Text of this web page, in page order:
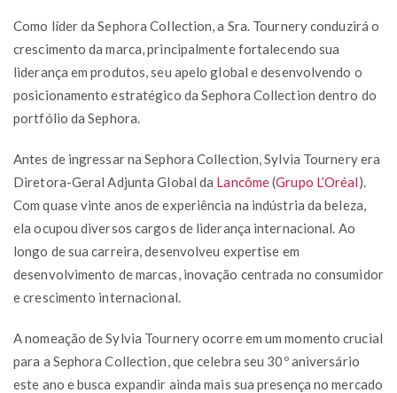
Como líder da Sephora Collection, a Sra. Tournery conduzirá o
crescimento da marca, principalmente fortalecendo sua
liderança em produtos, seu apelo global e desenvolvendo o
posicionamento estratégico da Sephora Collection dentro do
portfólio da Sephora.
Antes de ingressar na Sephora Collection, Sylvia Tournery era
Diretora-Geral Adjunta Global da Lancôme(Grupo L’Oréal).
Com quase vinte anos de experiência na indústria da beleza,
ela ocupou diversos cargos de liderança internacional. Ao
longo de sua carreira, desenvolveu expertise em
desenvolvimento de marcas, inovação centrada no consumidor
e crescimento internacional.
A nomeação de Sylvia Tournery ocorre em um momento crucial
para a Sephora Collection, que celebra seu 30º aniversário
este ano e busca expandir ainda mais sua presença no mercado